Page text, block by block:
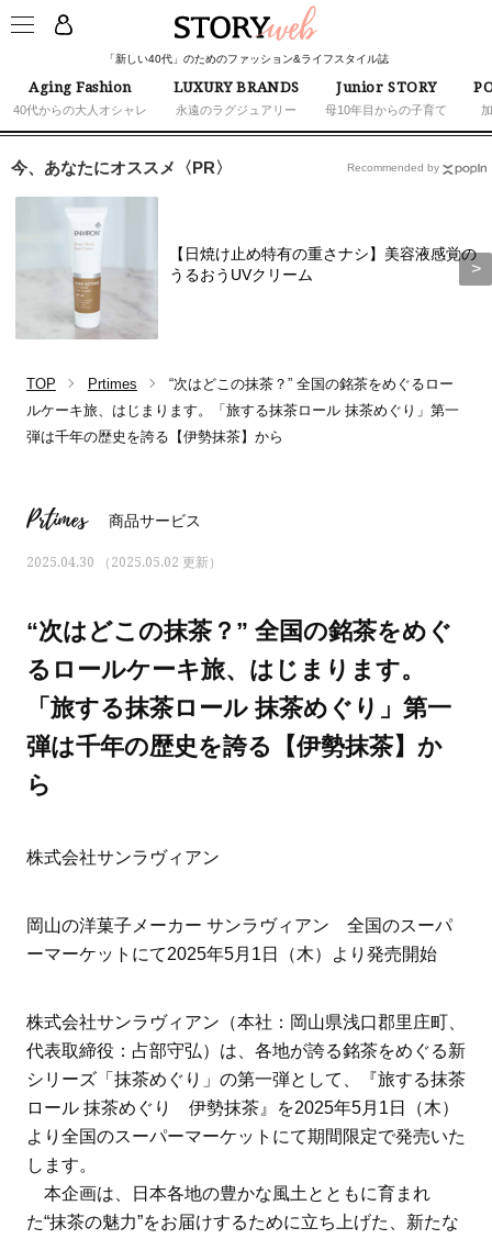
「新しい40代」のためのファッション&ライフスタイル誌
Aging Fashion
40代からの大人オシャレ
LUXURY BRANDS
永遠のラグジュアリー
Junior STORY
母10年目からの子育て
ママとパパに贈る「ジェンダーレ
今、あなたにオススメ〈PR〉
【日焼け止め特有の重さナシ】美容液感覚の
うるおうUVクリーム
Recommended by
TOP Prtimes
“次はどこの抹茶？” 全国の銘茶をめぐるロー
ルケーキ旅、はじまります。「旅する抹茶ロール 抹茶めぐり」第一
弾は千年の歴史を誇る【伊勢抹茶】から
Prtimes 商品サービス
2025.04.30 （2025.05.02 更新）
“次はどこの抹茶？” 全国の銘茶をめぐ
るロールケーキ旅、はじまります。
「旅する抹茶ロール 抹茶めぐり」第一
弾は千年の歴史を誇る【伊勢抹茶】か
ら
株式会社サンラヴィアン
岡山の洋菓子メーカー サンラヴィアン 全国のスーパ
ーマーケットにて2025年5月1日（木）より発売開始
株式会社サンラヴィアン（本社：岡山県浅口郡里庄町、
代表取締役：占部守弘）は、各地が誇る銘茶をめぐる新
シリーズ「抹茶めぐり」の第一弾として、『旅する抹茶
ロール 抹茶めぐり 伊勢抹茶』を2025年5月1日（木）
より全国のスーパーマーケットにて期間限定で発売いた
します。
本企画は、日本各地の豊かな風土とともに育まれ
た“抹茶の魅力”をお届けするために立ち上げた、新たな